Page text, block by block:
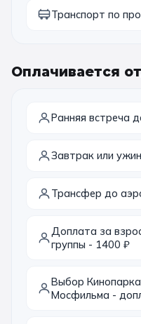
Транспорт по
Оплачивается
Ранняя встреча
Завтрак или
Трансфер до
Доплата за
группы - 1400 ₽
Выбор
Мосфильма -